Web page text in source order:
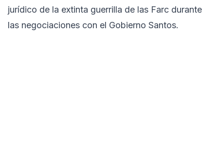
jurídico de la extinta guerrilla de las Farc durante
las negociaciones con el Gobierno Santos.